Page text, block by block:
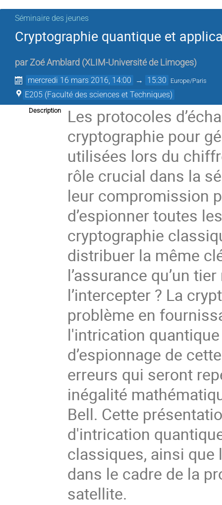
Séminaire des jeunes
Cryptographie quantique et
parZoé Amblard (XLIM-Université de Limoges)
mercredi 16 mars 2016, 14:00 → 15:30 Europe/Paris
E205 (Faculté des sciences et Techniques)
Description
Les protocoles
cryptographie pour
utilisées lors du
rôle crucial dans la
leur compromission
d’espionner toutes
cryptographie
distribuer la même
l’assurance qu’un
l’intercepter ? La
problème en
l'intrication
d’espionnage de
erreurs qui seront
inégalité
Bell. Cette
d'intrication
classiques, ainsi
dans le cadre de la
satellite.